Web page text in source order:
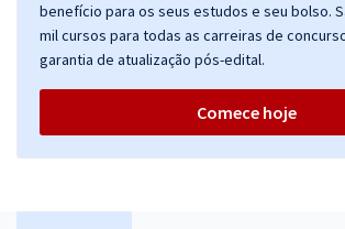
benefício para os seus estudos e seu bolso.
mil cursos para todas as carreiras de
garantia de atualização pós-edital.
Comece hoje